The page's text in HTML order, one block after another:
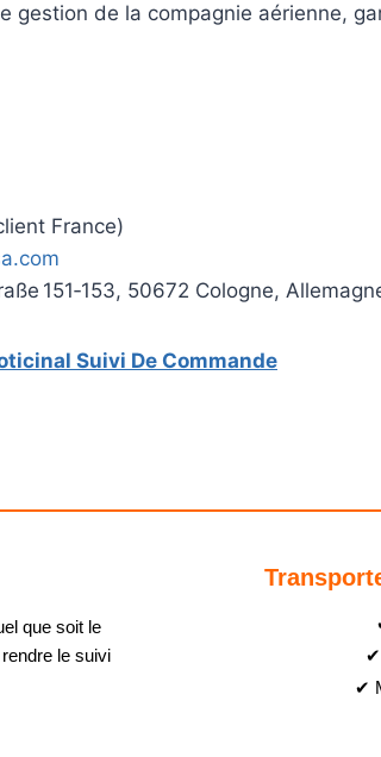
gestion de la compagnie aérienne,
France)
151‑153, 50672 Cologne,
Suivi De Commande
que soit le
le suivi
✔
✔